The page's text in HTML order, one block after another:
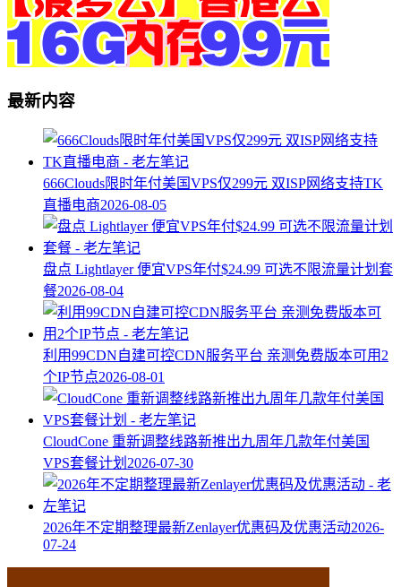
最新内容
666Clouds限时年付美国VPS仅299元 双ISP网络支持TK
直播电商2026-08-05
盘点 Lightlayer 便宜VPS年付$24.99 可选不限流量计划套
餐2026-08-04
利用99CDN自建可控CDN服务平台 亲测免费版本可用2
个IP节点2026-08-01
CloudCone 重新调整线路新推出九周年几款年付美国
VPS套餐计划 2026-07-30
2026年不定期整理最新Zenlayer优惠码及优惠活动2026-
07-24